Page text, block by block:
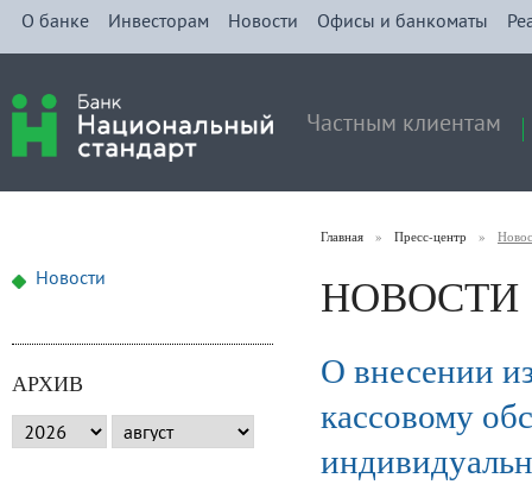
О банке Инвесторам Новости Офисы и банкоматы
Частным клиентам
Новости
АРХИВ
Главная » Пресс-центр »
НОВОСТИ
О внесении
кассовому